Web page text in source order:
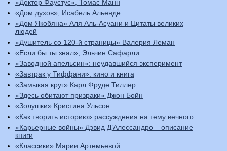
«Доктор Фаустус», Томас Манн
«Дом духов», Исабель Альенде
«Дом Якобяна» Аля Аль-Асуани и Цитаты великих
людей
«Душитель со 120-й страницы» Валерия Леман
«Если бы ты знал», Эльчин Сафарли
«Заводной апельсин»: неудавшийся эксперимент
«Завтрак у Тиффани»: кино и книга
«Замыкая круг» Карл Фруде Тиллер
«Здесь обитают призраки» Джон Бойн
«Золушки» Кристина Ульсон
«Как творить историю» рассуждения на тему вечного
«Карьерные войны» Дэвид Д’Алессандро – описание
книги
«Классики» Марии Артемьевой